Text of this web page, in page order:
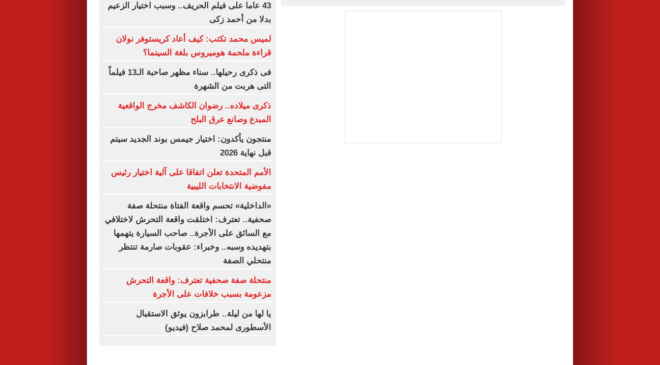
43 عاما على فيلم الحريف.. وسبب اختيار الزعيم
بدلا من أحمد زكى
لميس محمد تكتب: كيف أعاد كريستوفر نولان
قراءة ملحمة هوميروس بلغة السينما؟
فى ذكرى رحيلها.. سناء مظهر صاحبة الـ13 فيلماً
التى هربت من الشهرة
ذكرى ميلاده.. رضوان الكاشف مخرج الواقعية
المبدع وصانع عرق البلح
منتجون يأكدون: اختيار جيمس بوند الجديد سيتم
قبل نهاية 2026
الأمم المتحدة تعلن اتفاقا على آلية اختيار رئيس
مفوضية الانتخابات الليبية
«الداخلية» تحسم واقعة الفتاة منتحلة صفة
صحفية.. تعترف: اختلقت واقعة التحرش لاختلافي
مع السائق على الأجرة.. صاحب السيارة يتهمها
بتهديده وسبه.. وخبراء: عقوبات صارمة تنتظر
منتحلي الصفة
منتحلة صفة صحفية تعترف: واقعة التحرش
مزعومة بسبب خلافات على الأجرة
يا لها من ليلة.. طرابزون يوثق الاستقبال
الأسطورى لمحمد صلاح (فيديو)